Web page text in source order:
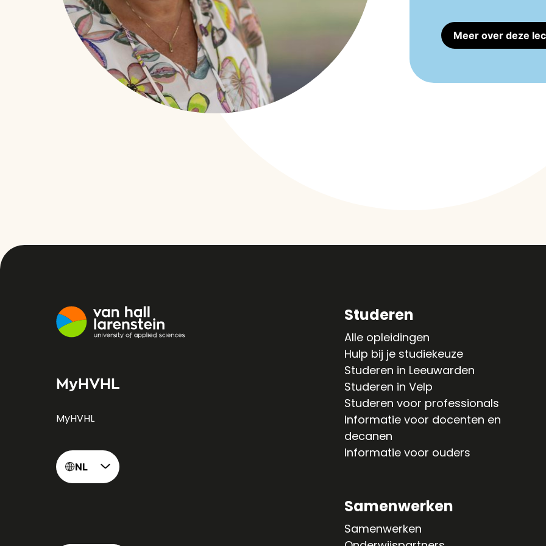
Meer over deze
MyHVHL
MyHVHL
NL
Studeren
Alle opleidingen
Hulp bij je studiekeuze
Studeren in Leeuwarden
Studeren in Velp
Studeren voor professionals
Informatie voor docenten en
decanen
Informatie voor ouders
Samenwerken
Samenwerken